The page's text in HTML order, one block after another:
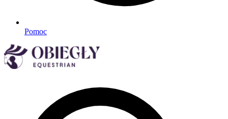
Pomoc